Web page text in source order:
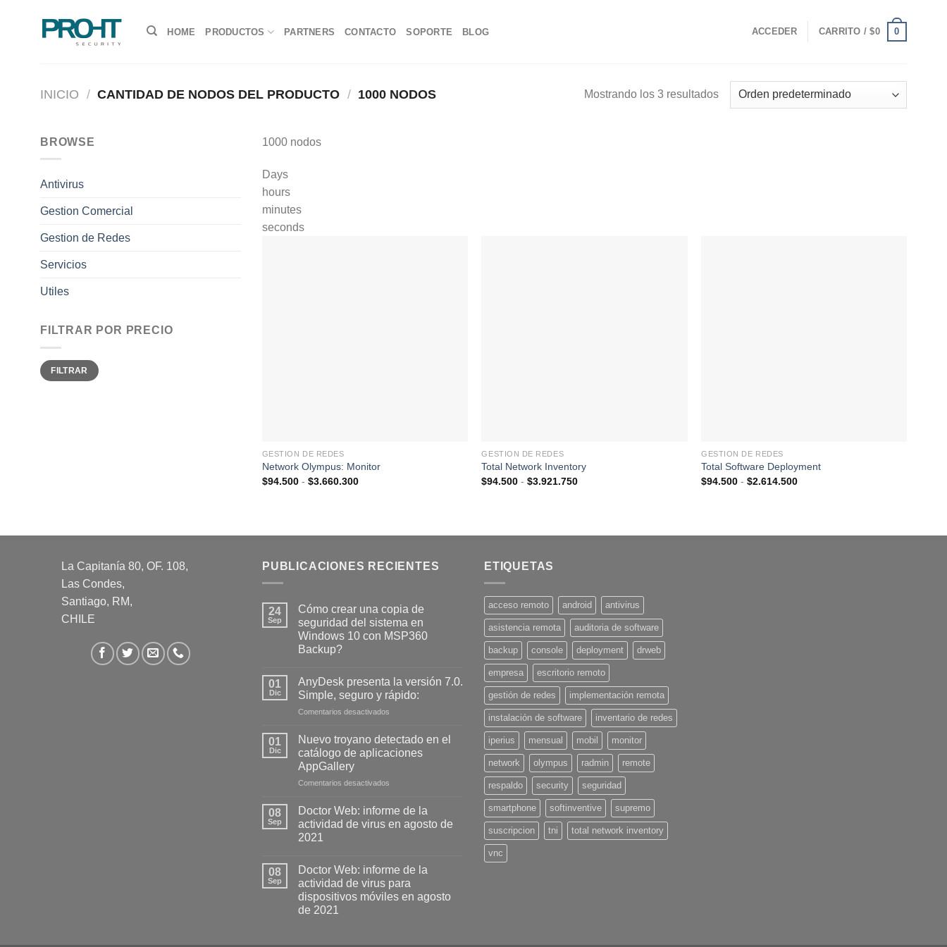
HOME PRODUCTOS PARTNERS CONTACTO SOPORTE BLOG ACCEDER CARRITO /$0 0
INICIO / CANTIDAD DE NODOS DEL PRODUCTO / 1000 NODOS Mostrando los 3 resultados
BROWSE
Antivirus
Gestion Comercial
Gestion de Redes
Servicios
Utiles
FILTRAR POR PRECIO
Precio
mínimo
Precio
máximo
FILTRAR
1000 nodos
Days
hours
minutes
seconds
GESTION DE REDES
Network Olympus: Monitor
$94.500 - $3.660.300Rango
GESTION DE REDES
Total Network Inventory
$94.500 - $3.921.750Rango
GESTION DE REDES
Total Software Deployment
$94.500 - $2.614.500Rango
La Capitanía 80, OF. 108,
Las Condes,
Santiago, RM,
CHILE
PUBLICACIONES RECIENTES
24
Sep
Cómo crear una copia de
seguridad del sistema en
Windows 10 con MSP360
Backup?
01
Dic
AnyDesk presenta la versión 7.0.
Simple, seguro y rápido:
Comentarios desactivados
presenta
versión
y
01
Dic
Nuevo troyano detectado en el
catálogo de aplicaciones
AppGallery
Comentarios desactivados
troyano
en
de
AppGallery
08
Sep
Doctor Web: informe de la
actividad de virus en agosto de
2021
08
Sep
Doctor Web: informe de la
actividad de virus para
dispositivos móviles en agosto
de 2021
ETIQUETAS
acceso remoto android antivirus
asistencia remota auditoria de software
backup console deployment drweb
empresa escritorio remoto
gestión de redes implementación remota
instalación de software inventario de redes
iperius mensual mobil monitor
network olympus radmin remote
respaldo security seguridad
smartphone softinventive supremo
suscripcion tni total network inventory
vnc